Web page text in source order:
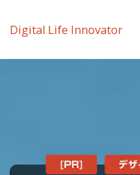
Digital Life Innovator
[PR] デザ